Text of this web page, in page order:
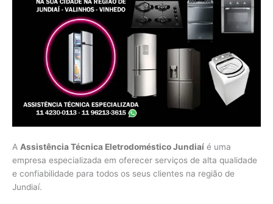
A Assistência Técnica Eletrodoméstico Jundiaí é uma
empresa especializada em oferecer serviços de alta qualidade
e confiabilidade para todos os seus clientes na região de
Jundiaí.